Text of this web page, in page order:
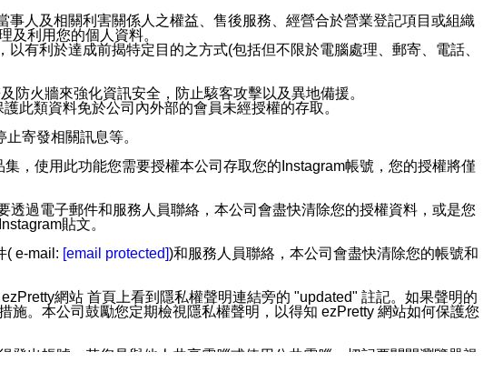
人及相關利害關係人之權益、售後服務、經營合於營業登記項目或組織
及利用您的個人資料。
有利於達成前揭特定目的之方式(包括但不限於電腦處理、郵寄、電話、
防火牆來強化資訊安全，防止駭客攻擊以及異地備援。
此類資料免於公司內外部的會員未經授權的存取。
寄發相關訊息等。
，使用此功能您需要授權本公司存取您的Instagram帳號，您的授權將僅
過電子郵件和服務人員聯絡，本公司會盡快清除您的授權資料，或是您
貼文。
( e-mail: [email protected])和服務人員聯絡，本公司會盡快清除您的帳號和
網站 首頁上看到隱私權聲明連結旁的 "updated" 註記。如果聲明的
。本公司鼓勵您定期檢視隱私權聲明，以得知 ezPretty 網站如何保護您
出帳號。若您是與他人共享電腦或使用公共電腦，切記要關閉瀏覽器視